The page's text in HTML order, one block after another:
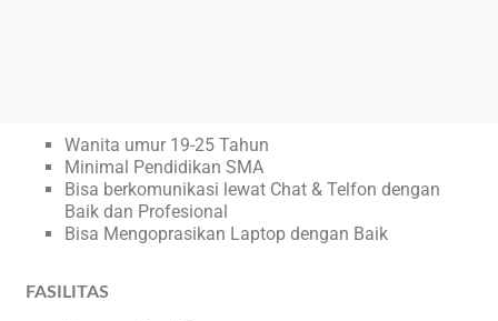
Wanita umur 19-25 Tahun
Minimal Pendidikan SMA
Bisa berkomunikasi lewat Chat & Telfon dengan
Baik dan Profesional
Bisa Mengoprasikan Laptop dengan Baik
FASILITAS